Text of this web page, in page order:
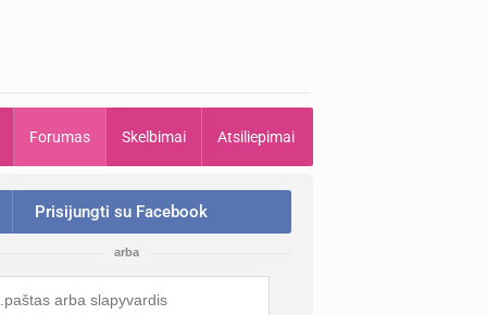
Forumas Skelbimai Atsiliepimai
Prisijungti su Facebook
arba